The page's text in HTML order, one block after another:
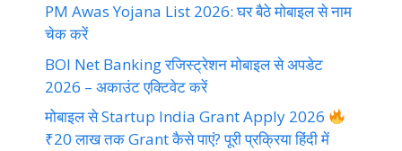
PM Awas Yojana List 2026: घर बैठे मोबाइल से नाम
चेक करें
BOI Net Banking रजिस्ट्रेशन मोबाइल से अपडेट
2026 – अकाउंट एक्टिवेट करें
मोबाइल से Startup India Grant Apply 2026
₹20 लाख तक Grant कैसे पाएं? पूरी प्रक्रिया हिंदी में